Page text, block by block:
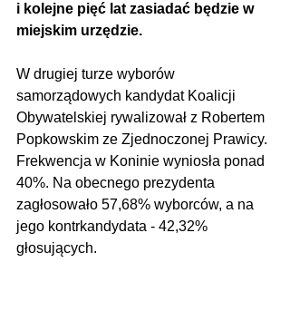
i kolejne pięć lat zasiadać będzie w
miejskim urzędzie.
W drugiej turze wyborów
samorządowych kandydat Koalicji
Obywatelskiej rywalizował z Robertem
Popkowskim ze Zjednoczonej Prawicy.
Frekwencja w Koninie wyniosła ponad
40%. Na obecnego prezydenta
zagłosowało 57,68% wyborców, a na
jego kontrkandydata - 42,32%
głosujących.